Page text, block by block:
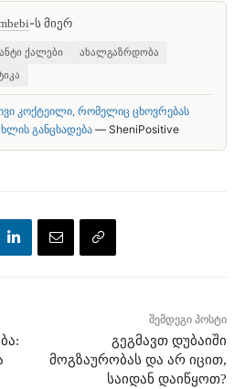
-ს მიერ
ქალები ახალგაზრდობა
კოქტეილი, რომელიც ცხოვრებას
განცხადება — SheniPositive
შემდეგი პოსტი
გეგმავთ დუბაიში
მოგზაურობას და არ იცით,
საიდან დაიწყოთ?